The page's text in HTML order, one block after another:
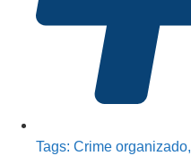
Tags: Crime organizado,